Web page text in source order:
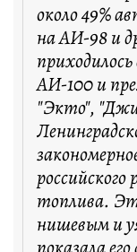
около 49%
на АИ-98 и
АИ-100 и
"Экто",
топлива.
нишевым и